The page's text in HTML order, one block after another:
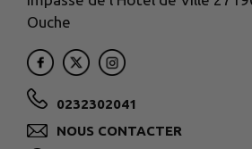
Ouche
0232302041
NOUS CONTACTER